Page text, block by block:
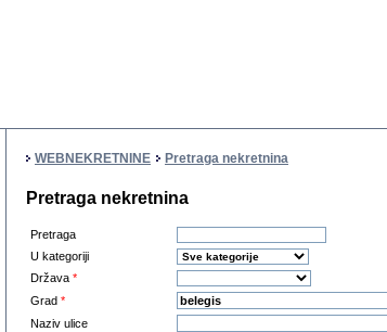
WEBNEKRETNINE Pretraga nekretnina
Pretraga nekretnina
Pretraga
U kategoriji
Država *
Grad *
Naziv ulice